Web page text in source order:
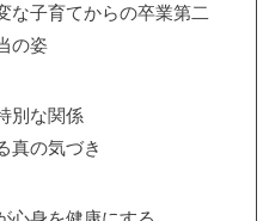
子育てからの卒業第二
の姿
別な関係
真の気づき